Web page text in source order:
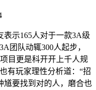
示165人对于一款3A级
团队动辄300人起步，
目更是科开开上千人规
有玩家理性分析道：“招
馗要找到对的人，磨合也